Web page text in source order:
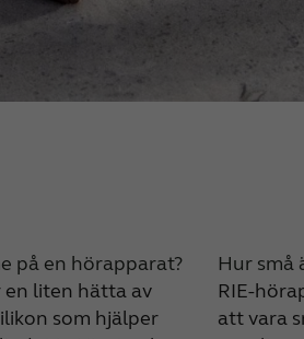
på en hörapparat?
en liten hätta av
som hjälper
Hur små
RIE-
att vara